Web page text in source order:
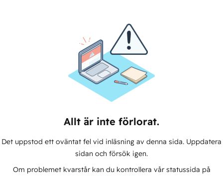
Allt är inte förlorat.
Det uppstod ett oväntat fel vid inläsning av denna sida. Uppdatera
sidan och försök igen.
Om problemet kvarstår kan du kontrollera vår statussida på